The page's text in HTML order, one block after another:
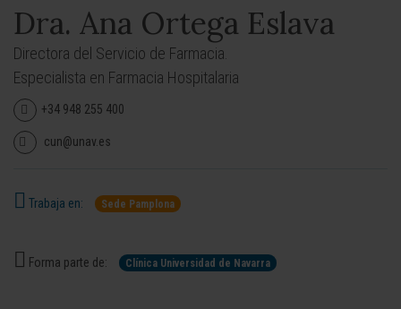
Dra. Ana Ortega Eslava
Directora del Servicio de Farmacia.
Especialista en Farmacia Hospitalaria
+34 948 255 400
cun@unav.es
Trabaja en: Sede Pamplona
Forma parte de: Clínica Universidad de Navarra